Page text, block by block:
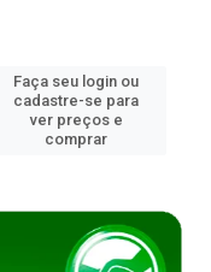
Faça seu login ou
cadastre-se para
ver preços e
comprar